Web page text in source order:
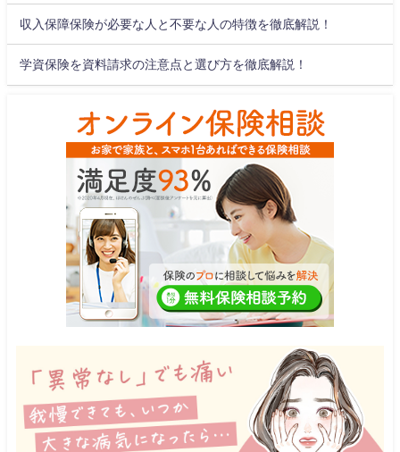
収入保障保険が必要な人と不要な人の特徴を徹底解説！
学資保険を資料請求の注意点と選び方を徹底解説！